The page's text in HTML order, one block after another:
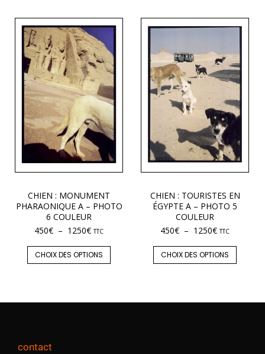
CHIEN : MONUMENT
PHARAONIQUE A – PHOTO
6 COULEUR
450€ – 1250€ TTC
CHOIX DES OPTIONS
CHIEN : TOURISTES EN
ÉGYPTE A – PHOTO 5
COULEUR
450€ – 1250€ TTC
CHOIX DES OPTIONS
contact